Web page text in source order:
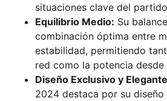
situaciones clave del
Equilibrio Medio: Su
combinación óptima entre
estabilidad, permitiendo
red como la potencia
Diseño Exclusivo y
2024 destaca por su